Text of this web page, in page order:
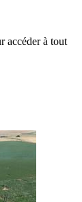
accéder à tout